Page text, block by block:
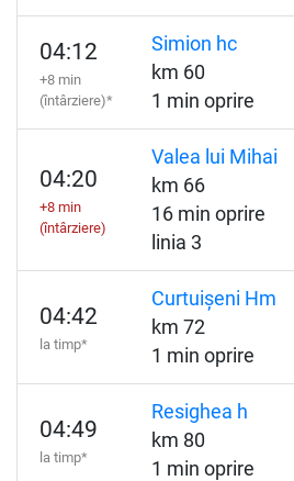
04:12
+8 min
(întârziere)*
Simion hc
km 60
1 min oprire
04:20
+8 min
(întârziere)
Valea lui Mihai
km 66
16 min oprire
linia 3
04:42
la timp*
Curtuișeni Hm
km 72
1 min oprire
04:49
la timp*
Resighea h
km 80
1 min oprire